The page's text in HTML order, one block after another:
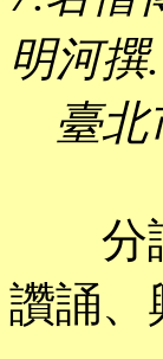
明河撰
臺北
分譯
讚誦、